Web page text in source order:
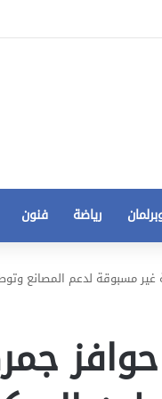
رياضة فنون
مسبوقة لدعم المصانع
أزمة مخالفات